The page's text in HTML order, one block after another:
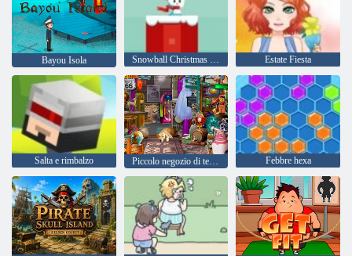
Bayou Isola Snowball Christmas World Estate Fiesta
Salta e rimbalzo Piccolo negozio di tesori Febbre hexa